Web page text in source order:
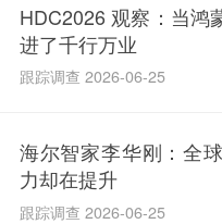
HDC2026 观察：当鸿
进了千行万业
跟踪调查 2026-06-25
海尔智家李华刚：全
力却在提升
跟踪调查 2026-06-25